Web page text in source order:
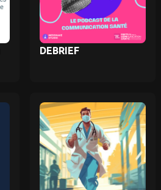
DEBRIEF